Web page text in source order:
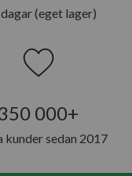
(eget lager)
000+
kunder sedan 2017